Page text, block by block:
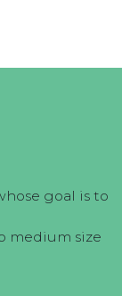
goal is to
medium size